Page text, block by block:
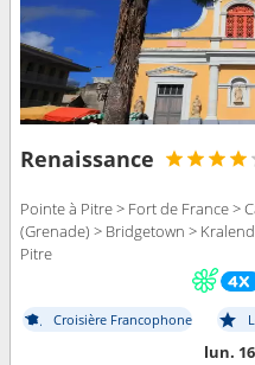
Renaissance
Pointe à Pitre > Fort de France >
(Grenade) > Bridgetown >
Pitre
Croisière Francophone
lun.